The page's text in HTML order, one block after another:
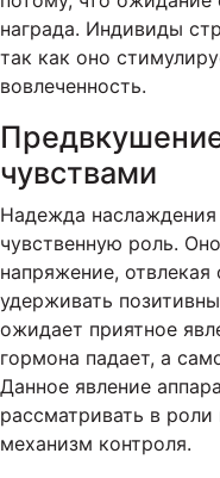
награда. Индивиды
так как оно
вовлеченность.
чувствами
Надежда
чувственную роль.
напряжение,
удерживать
ожидает приятное
гормона падает, а
Данное явление
рассматривать в
механизм контроля.